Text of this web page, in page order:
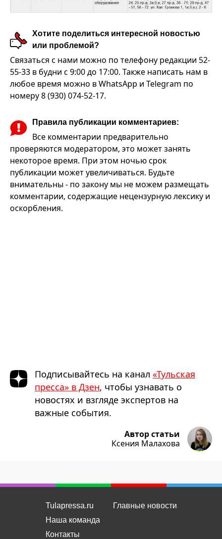
Хотите поделиться интересной новостью
или проблемой?
Связаться с нами можно по телефону редакции 52-
55-33 в будни с 9:00 до 17:00. Также написать нам в
любое время можно в WhatsApp и Telegram по
номеру 8 (930) 074-52-17.
Правила публикации комментариев:
Все комментарии предварительно
проверяются модератором, это может занять
некоторое время. При этом ночью срок
публикации может увеличиваться. Будьте
внимательны - по закону мы не можем размещать
комментарии, содержащие нецензурную лексику и
оскорбления.
Подписывайтесь на канал «Тульская
пресса» в Дзен, чтобы узнавать о
новостях и взгляде экспертов на
важные события.
Автор статьи
Ксения Малахова
Tulapressa.ru
Наша команда
Контакты
Главные новости